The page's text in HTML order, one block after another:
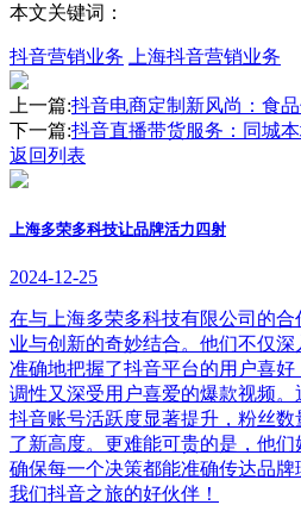
本文关键词：
抖音营销业务 上海抖音营销业务
上一篇:抖音电商定制新风尚：食
下一篇:抖音直播带货服务：同城
返回列表
上海多荣多科技让品牌活力四射
2024-12-25
在与上海多荣多科技有限公司的
业与创新的奇妙结合。他们不仅
准确地把握了抖音平台的用户喜
调性又深受用户喜爱的爆款视频
抖音账号活跃度显著提升，粉丝数
了新高度。更难能可贵的是，他们
确保每一个决策都能准确传达品
我们抖音之旅的好伙伴！